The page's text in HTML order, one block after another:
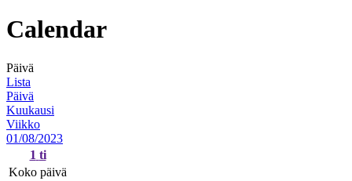
Calendar
Päivä
Lista
Päivä
Kuukausi
Viikko
01/08/2023
1 ti
Koko päivä